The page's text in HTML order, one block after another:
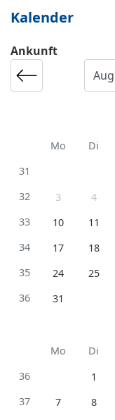
Kalender
Ankunft
Mo
Di
31
32
3 4
33
10 11
34
17 18
35
24 25
36
31
Mo
Di
36
1
37
7 8